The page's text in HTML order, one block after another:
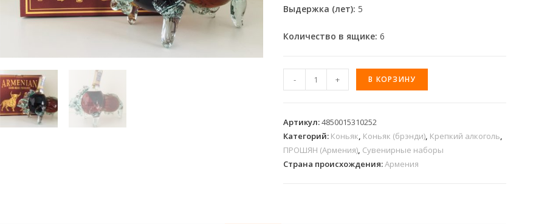
Выдержка (лет): 5
Количество в ящике: 6
- + В КОРЗИНУ
Артикул:4850015310252
Категорий: Коньяк, Коньяк (брэнди), Крепкий алкоголь,
ПРОШЯН (Армения), Сувенирные наборы
Страна происхождения:Армения